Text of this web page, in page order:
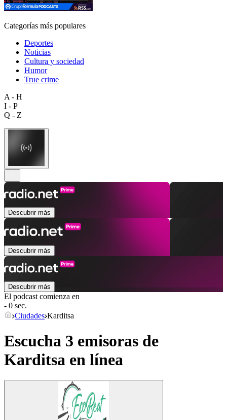
Categorías más populares
Deportes
Noticias
Cultura y sociedad
Humor
True crime
A - H
I - P
Q - Z
Descubrir más
Descubrir más
Descubrir más
El podcast comienza en
- 0 sec.
Ciudades Karditsa
Escucha 3 emisoras de
Karditsa en línea